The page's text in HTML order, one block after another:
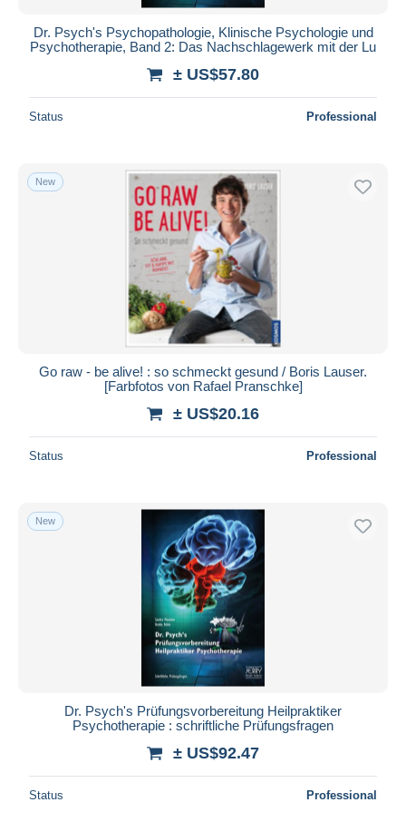
Dr. Psych's Psychopathologie, Klinische Psychologie und
Psychotherapie, Band 2: Das Nachschlagewerk mit der Lu
± US$57.80
Status Professional
New
Go raw - be alive! : so schmeckt gesund / Boris Lauser.
[Farbfotos von Rafael Pranschke]
± US$20.16
Status Professional
New
Dr. Psych's Prüfungsvorbereitung Heilpraktiker
Psychotherapie : schriftliche Prüfungsfragen
± US$92.47
Status Professional